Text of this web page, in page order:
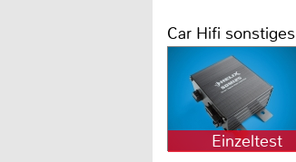
Car Hifi sonstiges
Einzeltest